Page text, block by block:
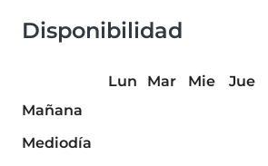
Disponibilidad
Lun Mar Mie Jue
Mañana
Mediodía